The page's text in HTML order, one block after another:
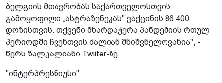
ბელგიის მთავრობას საქართველოსთვის
გამოყოფილი „ასტრაზენეკას" ვაქცინის 86 400
დოზისთვის. თქვენი მხარდაჭერა პანდემიის რთულ
პერიოდში ჩვენთვის ძალიან მნიშვნელოვანია", -
წერს ზალკალიანი Twiiter-ზე.
"ინტერპრესნიუსი"